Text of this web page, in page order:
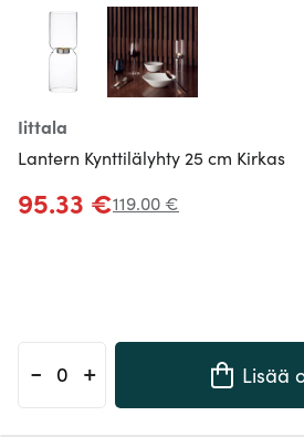
Iittala
Lantern Kynttilälyhty 25 cm Kirkas
95.33 €119.00 €
- + Lisää